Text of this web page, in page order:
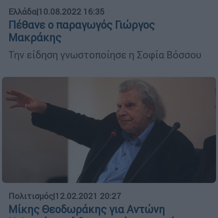
Ελλάδα|10.08.2022 16:35
Πέθανε ο παραγωγός Γιώργος
Μακράκης
Την είδηση γνωστοποίησε η Σοφία Βόσσου
Πολιτισμός|12.02.2021 20:27
Μίκης Θεοδωράκης για Αντώνη